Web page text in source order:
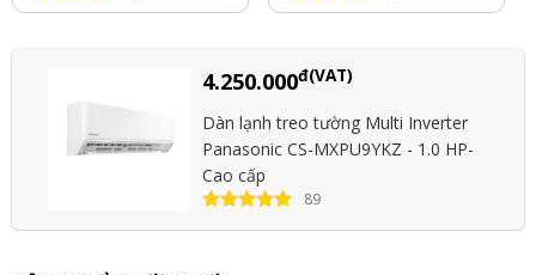
4.250.000đ(VAT)
Dàn lạnh treo tường Multi Inverter
Panasonic CS-MXPU9YKZ - 1.0 HP-
Cao cấp
89